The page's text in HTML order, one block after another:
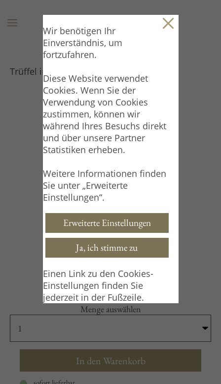
Trüffel im Glas
Trüffelperlen
80g
21,00 €
262,5€/1000g
Menge auswählen
In den Warenkorb
Wir benötigen Ihr
Einverständnis, um
fortzufahren.
Diese Website verwendet
Cookies. Wenn Sie der
Verwendung von Cookies
zustimmen, können wir
während Ihres Besuchs direkt
und über unsere Partner
Statistiken erheben.
Weitere Informationen finden
Sie unter „Erweiterte
Einstellungen“.
Erweiterte Einstellungen
Ja, ich stimme zu
Einen Link zu den Cookies-
Einstellungen finden Sie
jederzeit in der Fußzeile.